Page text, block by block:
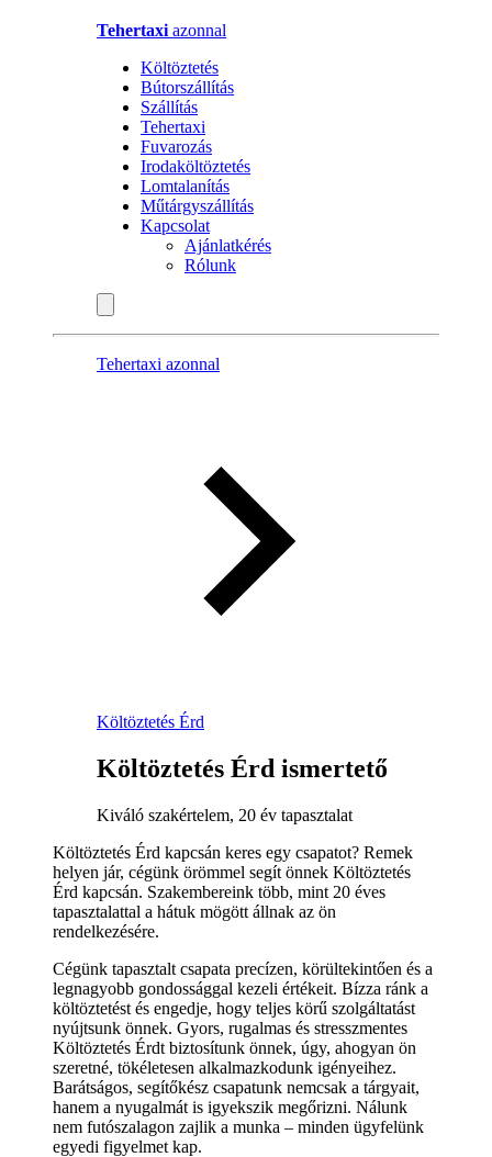
Tehertaxi azonnal
Költöztetés
Bútorszállítás
Szállítás
Tehertaxi
Fuvarozás
Irodaköltöztetés
Lomtalanítás
Műtárgyszállítás
Kapcsolat
Ajánlatkérés
Rólunk
Tehertaxi azonnal
Költöztetés Érd
Költöztetés Érd ismertető
Kiváló szakértelem, 20 év tapasztalat
Költöztetés Érd kapcsán keres egy csapatot? Remek
helyen jár, cégünk örömmel segít önnek Költöztetés
Érd kapcsán. Szakembereink több, mint 20 éves
tapasztalattal a hátuk mögött állnak az ön
rendelkezésére.
Cégünk tapasztalt csapata precízen, körültekintően és a
legnagyobb gondossággal kezeli értékeit. Bízza ránk a
költöztetést és engedje, hogy teljes körű szolgáltatást
nyújtsunk önnek. Gyors, rugalmas és stresszmentes
Költöztetés Érdt biztosítunk önnek, úgy, ahogyan ön
szeretné, tökéletesen alkalmazkodunk igényeihez.
Barátságos, segítőkész csapatunk nemcsak a tárgyait,
hanem a nyugalmát is igyekszik megőrizni. Nálunk
nem futószalagon zajlik a munka – minden ügyfelünk
egyedi figyelmet kap.